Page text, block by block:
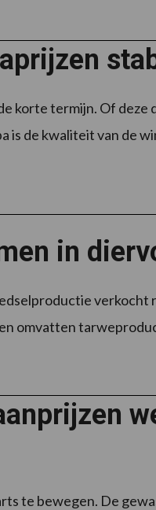
korte termijn. Of deze
is de kwaliteit van de
in
verkocht
omvatten
te bewegen. De